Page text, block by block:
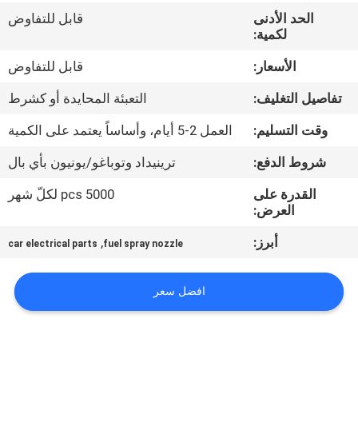
مراقبة
الجودة
اتصل
اقتباس
خريطة
الحد الأدنى
لكمية:
قابل للتفاوض
الأسعار:
قابل للتفاوض
تفاصيل التغليف:
التعبئة المحايدة أو كشرط
وقت التسليم:
العمل 2-5 أيام، وأساساً يعتمد على الكمية
شروط الدفع:
ترينيداد وتوباغو/يونيون بأي بال
القدرة على
العرض:
5000 pcs لكلّ شهر
أبرز: fuel spray nozzle
,
car electrical parts
افضل سعر